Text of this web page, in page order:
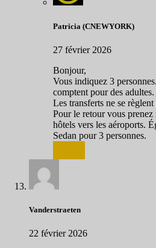
Patricia (CNEWYORK)
27 février 2026
Bonjour,
Vous indiquez 3
comptent pour des adultes.
Les transferts ne se
Pour le retour vous prenez
hôtels vers les aéroports.
Sedan pour 3 personnes.
Vanderstraeten
22 février 2026